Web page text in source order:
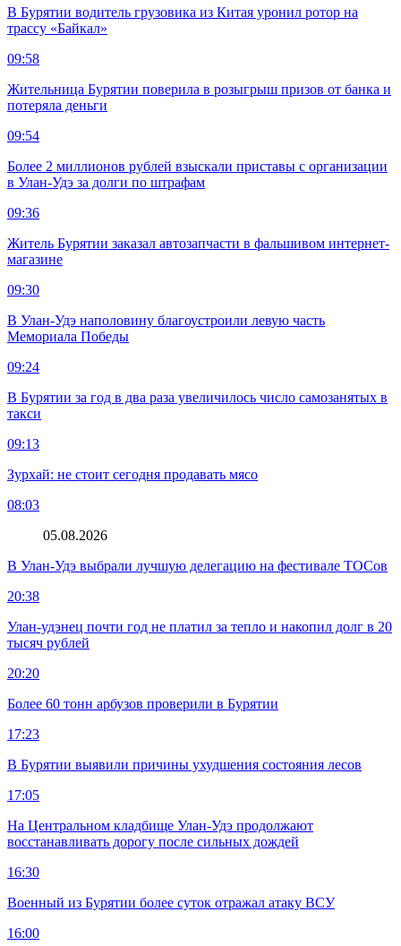
В Бурятии водитель грузовика из Китая уронил ротор на
трассу «Байкал»
09:58
Жительница Бурятии поверила в розыгрыш призов от банка и
потеряла деньги
09:54
Более 2 миллионов рублей взыскали приставы с организации
в Улан-Удэ за долги по штрафам
09:36
Житель Бурятии заказал автозапчасти в фальшивом интернет-
магазине
09:30
В Улан-Удэ наполовину благоустроили левую часть
Мемориала Победы
09:24
В Бурятии за год в два раза увеличилось число самозанятых в
такси
09:13
Зурхай: не стоит сегодня продавать мясо
08:03
05.08.2026
В Улан-Удэ выбрали лучшую делегацию на фестивале ТОСов
20:38
Улан-удэнец почти год не платил за тепло и накопил долг в 20
тысяч рублей
20:20
Более 60 тонн арбузов проверили в Бурятии
17:23
В Бурятии выявили причины ухудшения состояния лесов
17:05
На Центральном кладбище Улан-Удэ продолжают
восстанавливать дорогу после сильных дождей
16:30
Военный из Бурятии более суток отражал атаку ВСУ
16:00